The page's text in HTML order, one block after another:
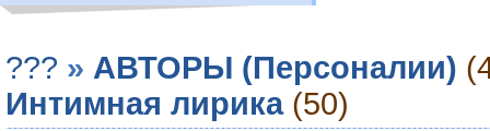
??? » АВТОРЫ (Персоналии)
Интимная лирика (50)